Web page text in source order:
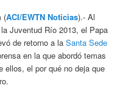
(ACI/EWTN Noticias).- Al
Juventud Río 2013, el Papa
de retorno a laSanta Sede
en la que abordó temas
ellos, el por qué no deja que